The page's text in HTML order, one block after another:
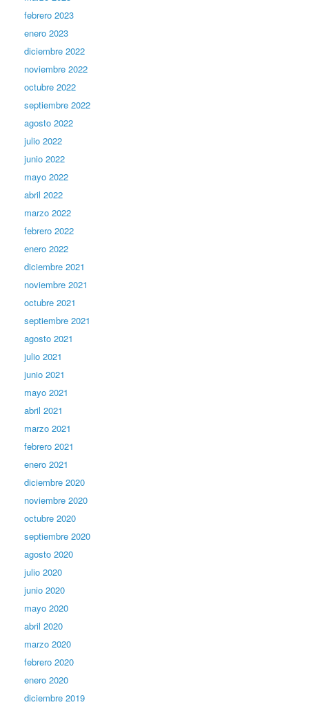
febrero 2023
enero 2023
diciembre 2022
noviembre 2022
octubre 2022
septiembre 2022
agosto 2022
julio 2022
junio 2022
mayo 2022
abril 2022
marzo 2022
febrero 2022
enero 2022
diciembre 2021
noviembre 2021
octubre 2021
septiembre 2021
agosto 2021
julio 2021
junio 2021
mayo 2021
abril 2021
marzo 2021
febrero 2021
enero 2021
diciembre 2020
noviembre 2020
octubre 2020
septiembre 2020
agosto 2020
julio 2020
junio 2020
mayo 2020
abril 2020
marzo 2020
febrero 2020
enero 2020
diciembre 2019